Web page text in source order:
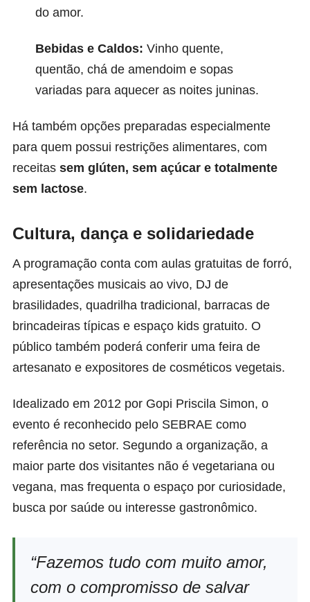
do amor.
Bebidas e Caldos: Vinho quente,
quentão, chá de amendoim e sopas
variadas para aquecer as noites juninas.
Há também opções preparadas especialmente
para quem possui restrições alimentares, com
receitas sem glúten, sem açúcar e totalmente
sem lactose.
Cultura, dança e solidariedade
A programação conta com aulas gratuitas de forró,
apresentações musicais ao vivo, DJ de
brasilidades, quadrilha tradicional, barracas de
brincadeiras típicas e espaço kids gratuito. O
público também poderá conferir uma feira de
artesanato e expositores de cosméticos vegetais.
Idealizado em 2012 por Gopi Priscila Simon, o
evento é reconhecido pelo SEBRAE como
referência no setor. Segundo a organização, a
maior parte dos visitantes não é vegetariana ou
vegana, mas frequenta o espaço por curiosidade,
busca por saúde ou interesse gastronômico.
“Fazemos tudo com muito amor,
com o compromisso de salvar